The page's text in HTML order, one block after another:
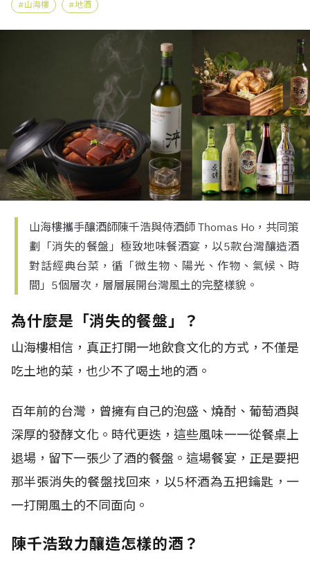
山海樓 地酒
山海樓攜手釀酒師陳千浩與侍酒師 Thomas Ho，共同策
劃「消失的餐盤」極致地味餐酒宴，以5款台灣釀造酒
對話經典台菜，循「微生物、陽光、作物、氣候、時
間」5個層次，層層展開台灣風土的完整樣貌。
為什麼是「消失的餐盤」？
山海樓相信，真正打開一地飲食文化的方式，不僅是
吃土地的菜，也少不了喝土地的酒。
百年前的台灣，曾擁有自己的泡盛、燒酎、葡萄酒與
深厚的發酵文化。時代更迭，這些風味一一從餐桌上
退場，留下一張少了酒的餐盤。這場餐宴，正是要把
那半張消失的餐盤找回來，以5杯酒為五把鑰匙，一
一打開風土的不同面向。
陳千浩致力釀造怎樣的酒？